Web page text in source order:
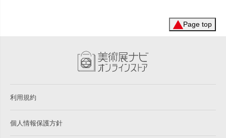
Page top
利用規約
個人情報保護方針